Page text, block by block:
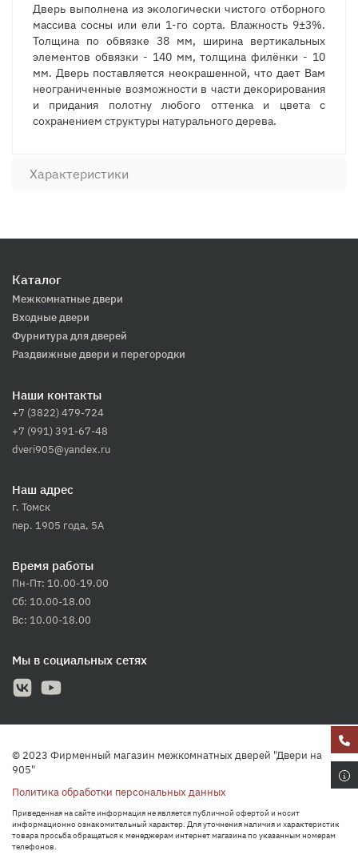
Дверь выполнена из экологически чистого отборного
массива сосны или ели 1-го сорта. Влажность 9±3%.
Толщина по обвязке 38 мм, ширина вертикальных
элементов обвязки - 140 мм, толщина филёнки - 10
мм. Дверь поставляется неокрашенной, что дает Вам
неограниченные возможности в части декорирования
и придания полотну любого оттенка и цвета с
сохранением структуры натурального дерева.
Характеристики
Каталог
Межкомнатные двери
Входные двери
Фурнитура для дверей
Раздвижные двери и перегородки
Наши контакты
+7 (3822) 479-724
+7 (991) 391-67-48
dveri905@yandex.ru
Наш адрес
г. Томск
пер. 1905 года, 5А
Время работы
Пн-Пт: 10.00-19.00
Сб: 10.00-18.00
Вс: 10.00-18.00
Мы в социальных сетях
© 2023 Фирменный магазин межкомнатных дверей "Двери на
905"
Политика обработки персональных данных
Приведенная на сайте информация не является публичной офертой и носит
информационно ознакомительный характер. Для уточнения наличия и характеристик
товара просьба обращаться к менеджерам интернет магазина по указанным номерам
телефонов.